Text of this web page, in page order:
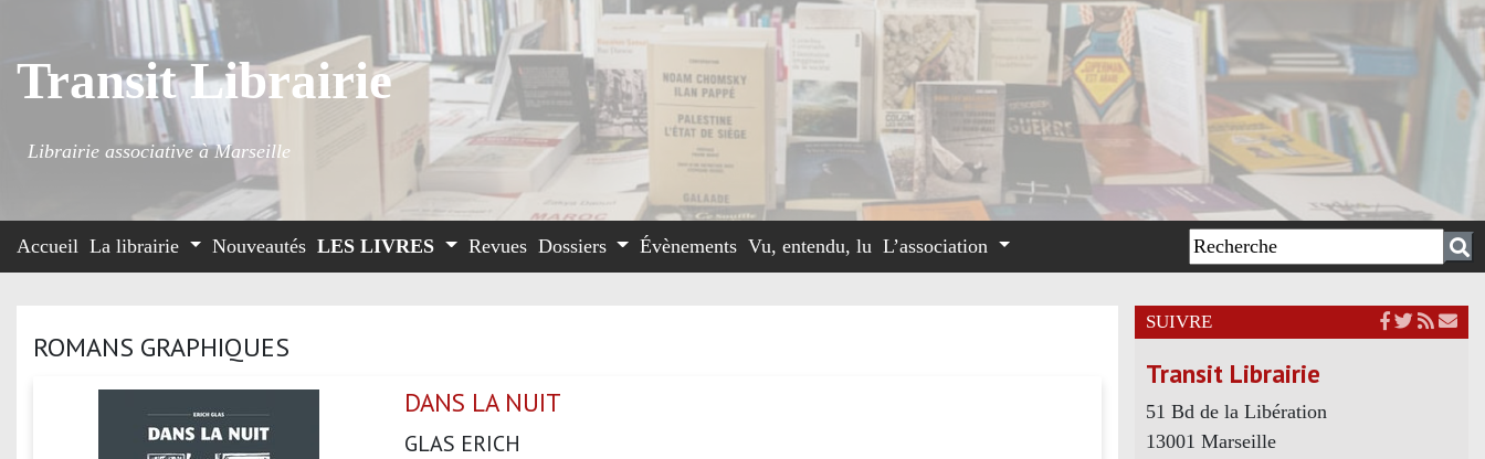
Transit Librairie
Librairie associative à Marseille
Accueil La librairie Nouveautés LES LIVRES Revues Dossiers Évènements Vu, entendu, lu L’association
ROMANS GRAPHIQUES
DANS LA NUIT
GLAS ERICH
SUIVRE
Transit Librairie
51 Bd de la Libération
13001 Marseille